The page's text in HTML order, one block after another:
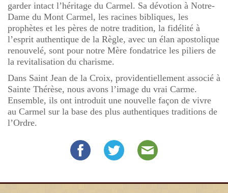
garder intact l’héritage du Carmel. Sa dévotion à Notre-
Dame du Mont Carmel, les racines bibliques, les
prophètes et les pères de notre tradition, la fidélité à
l’esprit authentique de la Règle, avec un élan apostolique
renouvelé, sont pour notre Mère fondatrice les piliers de
la revitalisation du charisme.
Dans Saint Jean de la Croix, providentiellement associé à
Sainte Thérèse, nous avons l’image du vrai Carme.
Ensemble, ils ont introduit une nouvelle façon de vivre
au Carmel sur la base des plus authentiques traditions de
l’Ordre.